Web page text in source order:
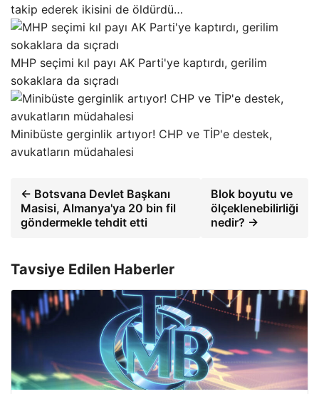
takip ederek ikisini de öldürdü…
MHP seçimi kıl payı AK Parti'ye kaptırdı, gerilim
sokaklara da sıçradı
Minibüste gerginlik artıyor! CHP ve TİP'e destek,
avukatların müdahalesi
← Botsvana Devlet Başkanı
Masisi, Almanya'ya 20 bin fil
göndermekle tehdit etti
Blok boyutu ve
ölçeklenebilirliği
nedir? →
Tavsiye Edilen Haberler